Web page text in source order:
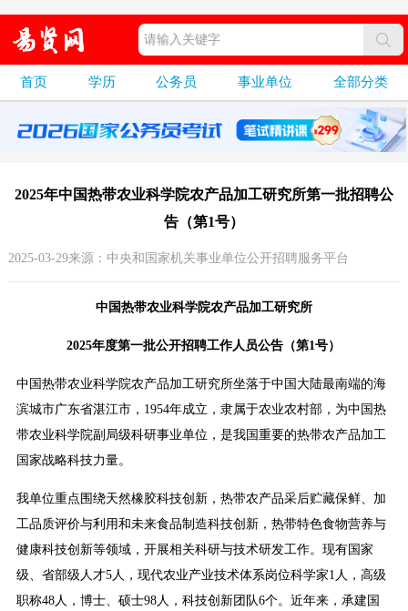
首页 学历 公务员 事业单位 全部分类
2025年中国热带农业科学院农产品加工研究所第一批招聘公
告（第1号）
2025-03-29来源：中央和国家机关事业单位公开招聘服务平台
中国热带农业科学院农产品加工研究所
2025年度第一批公开招聘工作人员公告（第1号）
中国热带农业科学院农产品加工研究所坐落于中国大陆最南端的海
滨城市广东省湛江市，1954年成立，隶属于农业农村部，为中国热
带农业科学院副局级科研事业单位，是我国重要的热带农产品加工
国家战略科技力量。
我单位重点围绕天然橡胶科技创新，热带农产品采后贮藏保鲜、加
工品质评价与利用和未来食品制造科技创新，热带特色食物营养与
健康科技创新等领域，开展相关科研与技术研发工作。现有国家
级、省部级人才5人，现代农业产业技术体系岗位科学家1人，高级
职称48人，博士、硕士98人，科技创新团队6个。近年来，承建国